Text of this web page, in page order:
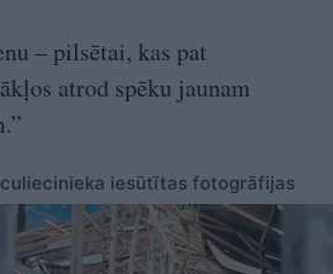
– pilsētai, kas pat
atrod spēku jaunam
iesūtītas fotogrāfijas